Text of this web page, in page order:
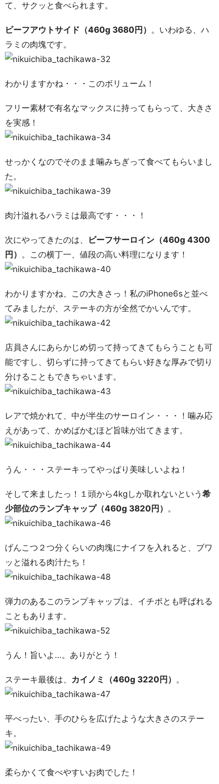
て、サクッと食べられます。
ビーフアウトサイド（460g 3680円） 。いわゆる、ハ
ラミの肉塊です。
わかりますかね・・・このボリューム！
フリー素材で有名なマックスに持ってもらって、大きさ
を実感！
せっかくなのでそのまま噛みちぎって食べてもらいまし
た。
肉汁溢れるハラミは最高です・・・！
次にやってきたのは、
ビーフサーロイン（460g 4300
円） 。この横丁一、値段の高い料理になります！
わかりますかね、この大きさっ！私のiPhone6sと並べ
てみましたが、ステーキの方が全然でかいんです。
店員さんにあらかじめ切って持ってきてもらうことも可
能ですし、切らずに持ってきてもらい好きな厚みで切り
分けることもできちゃいます。
レアで焼かれて、中が半生のサーロイン・・・！噛み応
えがあって、かめばかむほど旨味が出てきます。
うん・・・ステーキってやっぱり美味しいよね！
そして来ましたっ！１頭から4kgしか取れないという 希
少部位のランプキャップ（460g 3820円） 。
げんこつ２つ分くらいの肉塊にナイフを入れると、ブワ
ッと溢れる肉汁たち！
弾力のあるこのランプキャップは、イチボとも呼ばれる
こともあります。
うん！旨いよ…。ありがとう！
ステーキ最後は、 カイノミ（460g 3220円） 。
平べったい、手のひらを広げたような大きさのステー
キ。
柔らかくて食べやすいお肉でした！